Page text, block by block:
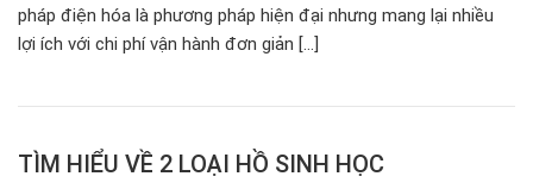
pháp điện hóa là phương pháp hiện đại nhưng mang lại nhiều
lợi ích với chi phí vận hành đơn giản […]
TÌM HIỂU VỀ 2 LOẠI HỒ SINH HỌC